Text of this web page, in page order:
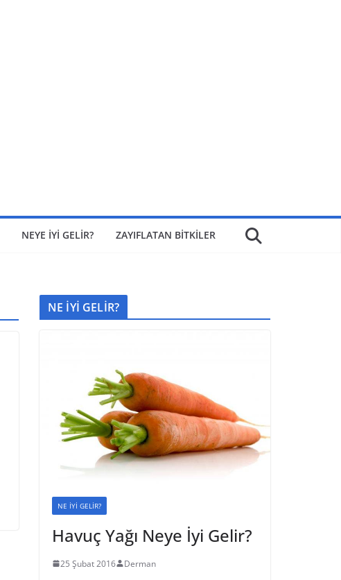
NEYE İYİ GELİR? ZAYIFLATAN BİTKİLER
NE İYİ GELİR?
NE İYİ GELİR?
Havuç Yağı Neye İyi Gelir?
25 Şubat 2016 Derman